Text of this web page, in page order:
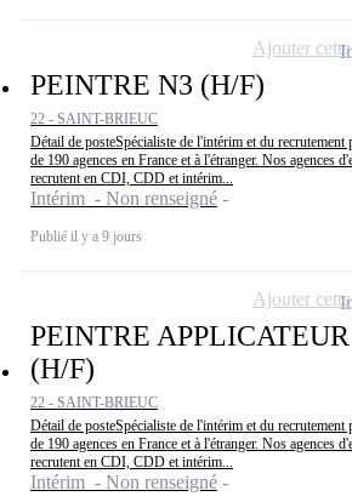
PEINTRE N3 (H/F)
22 - SAINT-BRIEUC
Détail de posteSpécialiste de l'intérim et du
de 190 agences en France et à l'étranger. Nos agences
recrutent en CDI, CDD et intérim...
Intérim - Non renseigné
Publié il y a 9 jours
Ajouter
PEINTRE
(H/F)
22 - SAINT-BRIEUC
Détail de posteSpécialiste de l'intérim et du
de 190 agences en France et à l'étranger. Nos agences
recrutent en CDI, CDD et intérim...
Intérim - Non renseigné
Ajouter